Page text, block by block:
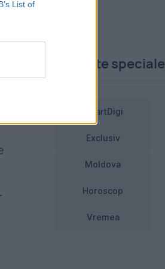
List of
Proiecte speciale
SmartDigi
Exclusiv
Moldova
Horoscop
Vremea